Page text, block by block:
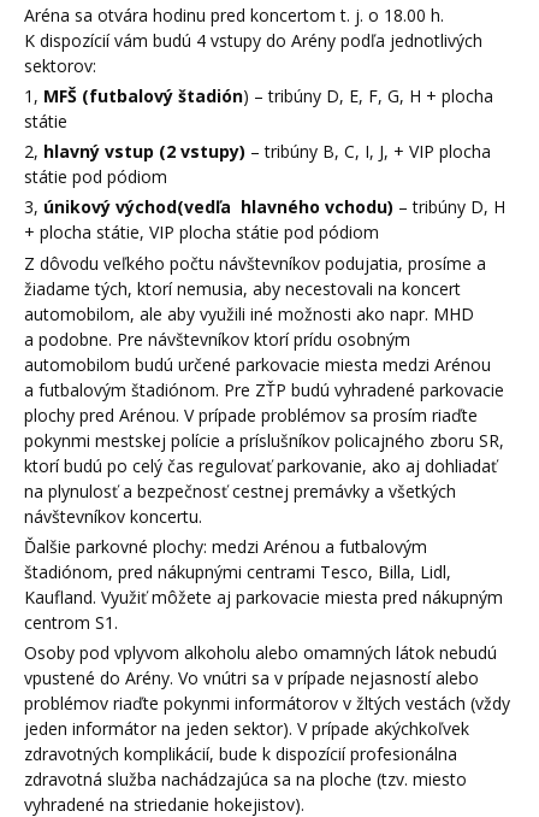
Aréna sa otvára hodinu pred koncertom t. j. o 18.00 h.
K dispozícií vám budú 4 vstupy do Arény podľa jednotlivých
sektorov:
1, MFŠ (futbalový štadión) – tribúny D, E, F, G, H + plocha
státie
2, hlavný vstup (2 vstupy) – tribúny B, C, I, J, + VIP plocha
státie pod pódiom
3, únikový východ(vedľa hlavného vchodu) – tribúny D, H
+ plocha státie, VIP plocha státie pod pódiom
Z dôvodu veľkého počtu návštevníkov podujatia, prosíme a
žiadame tých, ktorí nemusia, aby necestovali na koncert
automobilom, ale aby využili iné možnosti ako napr. MHD
a podobne. Pre návštevníkov ktorí prídu osobným
automobilom budú určené parkovacie miesta medzi Arénou
a futbalovým štadiónom. Pre ZŤP budú vyhradené parkovacie
plochy pred Arénou. V prípade problémov sa prosím riaďte
pokynmi mestskej polície a príslušníkov policajného zboru SR,
ktorí budú po celý čas regulovať parkovanie, ako aj dohliadať
na plynulosť a bezpečnosť cestnej premávky a všetkých
návštevníkov koncertu.
Ďalšie parkovné plochy: medzi Arénou a futbalovým
štadiónom, pred nákupnými centrami Tesco, Billa, Lidl,
Kaufland. Využiť môžete aj parkovacie miesta pred nákupným
centrom S1.
Osoby pod vplyvom alkoholu alebo omamných látok nebudú
vpustené do Arény. Vo vnútri sa v prípade nejasností alebo
problémov riaďte pokynmi informátorov v žltých vestách (vždy
jeden informátor na jeden sektor). V prípade akýchkoľvek
zdravotných komplikácií, bude k dispozícií profesionálna
zdravotná služba nachádzajúca sa na ploche (tzv. miesto
vyhradené na striedanie hokejistov).